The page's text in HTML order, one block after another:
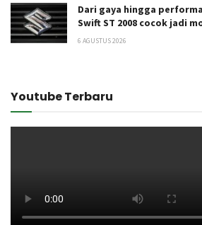
Dari gaya hingga
Swift ST 2008 cocok jadi
6 AGUSTUS 2026
Youtube Terbaru